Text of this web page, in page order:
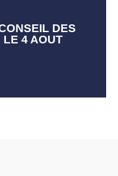
DES
LE 4 AOUT